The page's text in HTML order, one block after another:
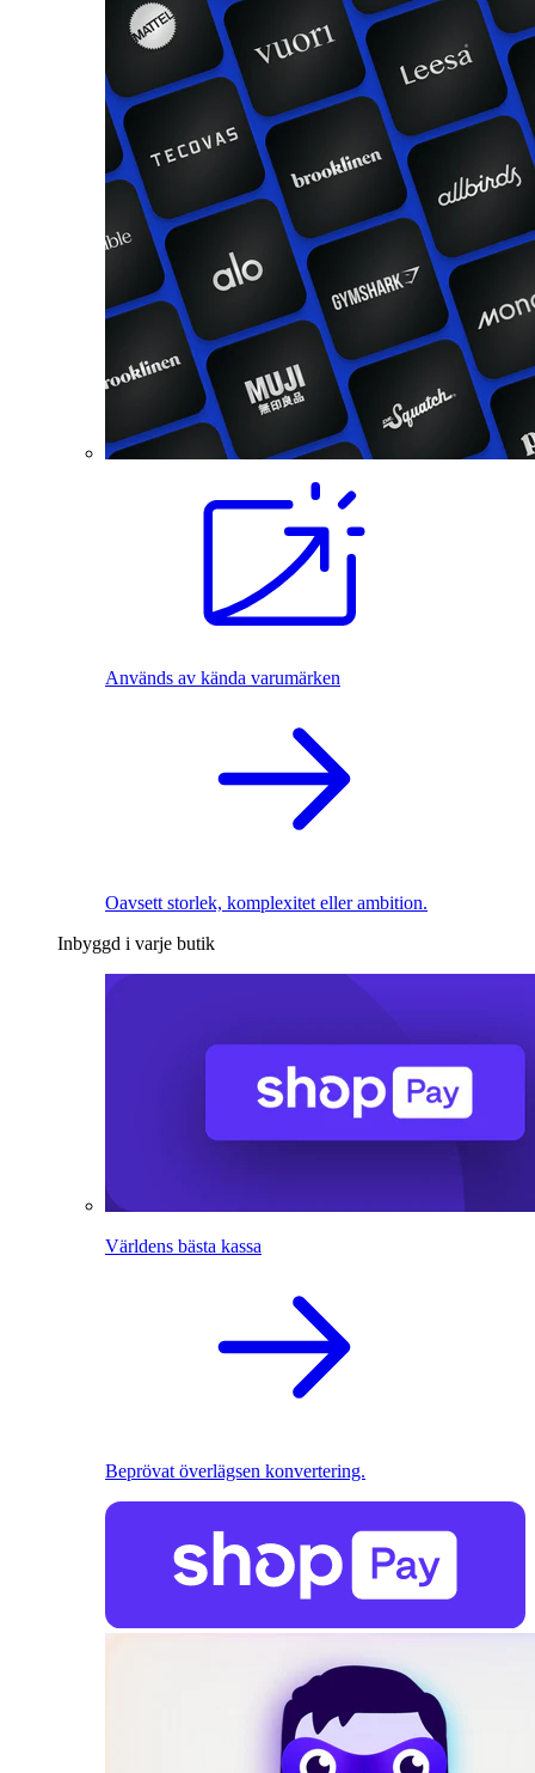
Används av kända varumärken
Oavsett storlek, komplexitet eller ambition.
Inbyggd i varje butik
Världens bästa kassa
Beprövat överlägsen konvertering.